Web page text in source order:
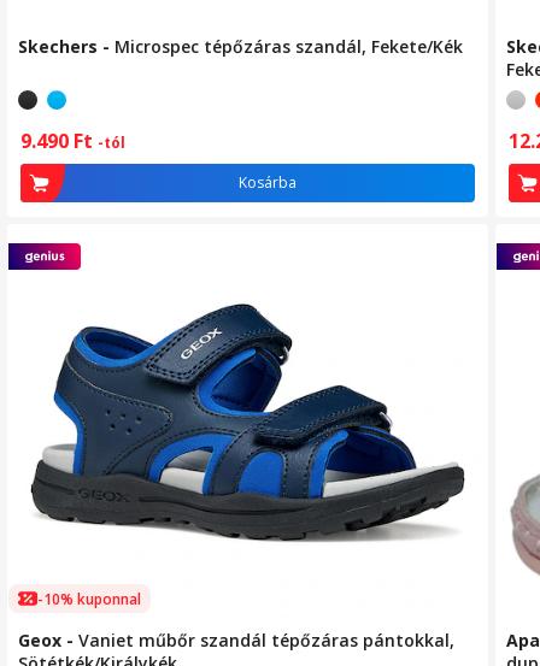
Skechers - Microspec tépőzáras szandál, Fekete/Kék
9.490 Ft -tól
Kosárba
-10% kuponnal
Geox - Vaniet műbőr szandál tépőzáras pántokkal,